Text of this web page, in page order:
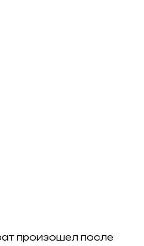
произошел после